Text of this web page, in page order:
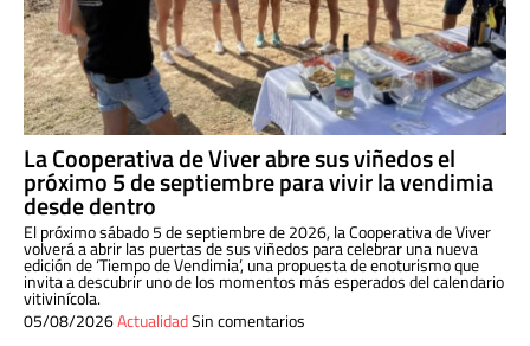
La Cooperativa de Viver abre sus viñedos el
próximo 5 de septiembre para vivir la vendimia
desde dentro
El próximo sábado 5 de septiembre de 2026, la Cooperativa de Viver
volverá a abrir las puertas de sus viñedos para celebrar una nueva
edición de ‘Tiempo de Vendimia’, una propuesta de enoturismo que
invita a descubrir uno de los momentos más esperados del calendario
vitivinícola.
05/08/2026ActualidadSin comentarios